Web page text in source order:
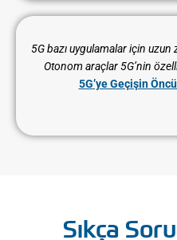
5G bazı uygulamalar için
Otonom araçlar 5G’nin
5G’ye Geçişin
Sıkça